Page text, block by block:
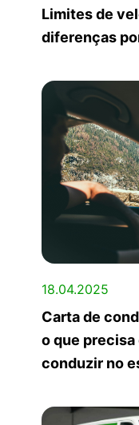
Limites de
diferenças
18.04.2025
Carta de
o que precisa
conduzir no